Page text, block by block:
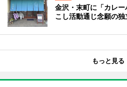
金沢・末町に「カレ
こし活動通じ念願の独
もっと見る